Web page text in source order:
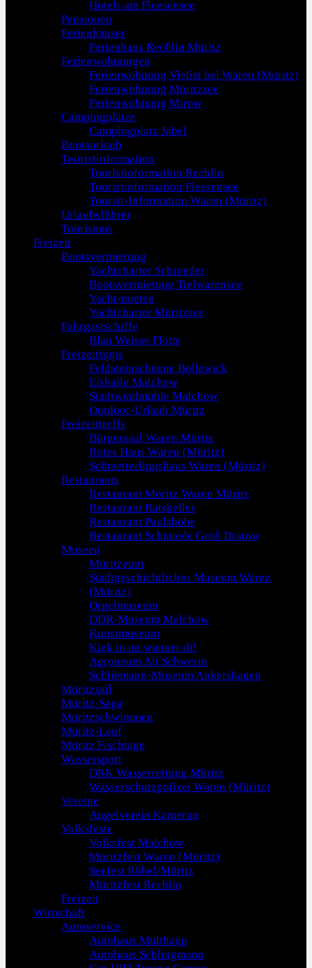
Hotels am Fleesensee
Pensionen
Ferienhäuser
Ferienhaus Rechlin Müritz
Ferienwohnungen
Ferienwohnung Vielist bei Waren (Müritz)
Ferienwohnung Müritzsee
Ferienwohnung Mirow
Campingplätze
Campingplatz Jabel
Bootsurlaub
Touristinformation
Touristinformation Rechlin
Touristinformation Fleesensee
Tourist-Information Waren (Müritz)
Urlaubsführer
Tourismus
Freizeit
Bootsvermietung
Yachtcharter Schroeder
Bootsvermietung Tiefwarensee
Yacht-mieten
Yachtcharter Müritzsee
Fahrgastschiffe
Blau Weisse Flotte
Freizeittipps
Feldsteinscheune Bollewick
Eishalle Malchow
Stadtwindmühle Malchow
Outdoor-Urlaub Müritz
Freizeittreffs
Bürgersaal Waren Müritz
Rotes Haus Waren (Müritz)
Schmetterlingshaus Waren (Müritz)
Restaurants
Restaurant Moritz Waren Müritz
Restaurant Ratskeller
Restaurant Paulshöhe
Restaurant Schmiede Groß Dratow
Museen
Müritzeum
Stadtgeschichtliches Museum Waren
(Müritz)
Orgelmuseum
DDR-Museum Malchow
Kunstmuseum
Kiek in un wunner di!
Agroneum Alt Schwerin
Schliemann-Museum Ankershagen
Müritzsail
Müritz-Saga
Müritzschwimmen
Müritz-Lauf
Müritz Fischtage
Wassersport
DRK Wasserrettung Müritz
Wasserschutzpolizei Waren (Müritz)
Vereine
Angelverein Kamerun
Volksfeste
Volksfest Malchow
Müritzfest Waren (Müritz)
Seefest Röbel/Müritz
Müritzfest Rechlin
Freizeit
Wirtschaft
Autoservice
Autohaus Multhaup
Autohaus Schlingmann